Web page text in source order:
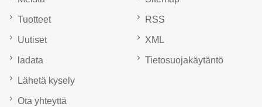
Tuotteet
Uutiset
ladata
Lähetä kysely
Ota yhteyttä
RSS
XML
Tietosuojakäytäntö